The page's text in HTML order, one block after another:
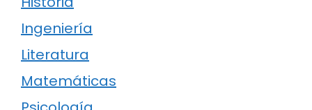
Ingeniería
Literatura
Matemáticas